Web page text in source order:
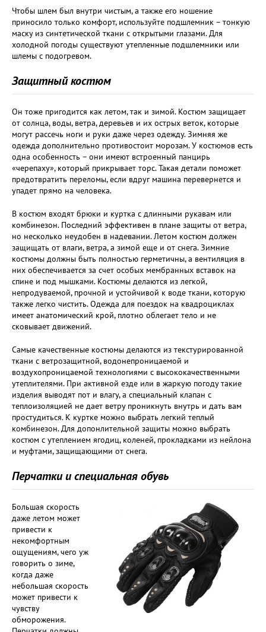
Чтобы шлем был внутри чистым, а также его ношение
приносило только комфорт, используйте подшлемник – тонкую
маску из синтетической ткани с открытыми глазами. Для
холодной погоды существуют утепленные подшлемники или
шлемы с подогревом.
Защитный костюм
Он тоже пригодится как летом, так и зимой. Костюм защищает
от солнца, воды, ветра, деревьев и их острых веток, которые
могут рассечь ноги и руки даже через одежду. Зимняя же
одежда дополнительно противостоит морозам. У костюмов есть
одна особенность – они имеют встроенный панцирь
«черепаху», который прикрывает торс. Такая детали поможет
предотвратить переломы, если вдруг машина перевернется и
упадет прямо на человека.
В костюм входят брюки и куртка с длинными рукавам или
комбинезон. Последний эффективен в плане защиты от ветра,
но несколько неудобен в надевании. Летом костюм должен
защищать от влаги, ветра, а зимой еще и от снега. Зимние
костюмы должны быть полностью герметичны, а вентиляция в
них обеспечивается за счет особых мембранных вставок на
спине и под мышками. Костюмы делаются из легкой,
непродуваемой, прочной и устойчивой к воде ткани, которую
также легко чистить. Одежда для поездок на квадроциклах
имеет анатомический крой, плотно облегает тело и не
сковывает движений.
Самые качественные костюмы делаются из текстурированной
ткани с ветрозащитной, водонепроницаемой и
воздухопроницаемой технологиями с высококачественными
утеплителями. При активной езде или в жаркую погоду такие
изделия выводят пот и влагу, а специальный клапан с
теплоизоляцией не дает ветру проникнуть внутрь и дать вам
простудиться. К куртке можно выбрать легкий теплый
комбинезон. Для допонлительной защиты можно выбрать
костюм с утеплением ягодиц, коленей, прокладками из нейлона
и муфтами, защищающими от снега.
Перчатки и специальная обувь
Большая скорость
даже летом может
привести к
некомфортным
ощущениям, чего уж
говорить о зиме,
когда даже
небольшая скорость
может привести к
чувству
обморожения.